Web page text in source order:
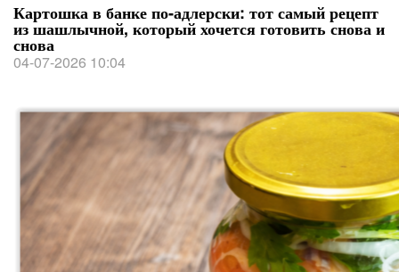
Картошка в банке по‑адлерски: тот самый рецепт
из шашлычной, который хочется готовить снова и
снова
04-07-2026 10:04